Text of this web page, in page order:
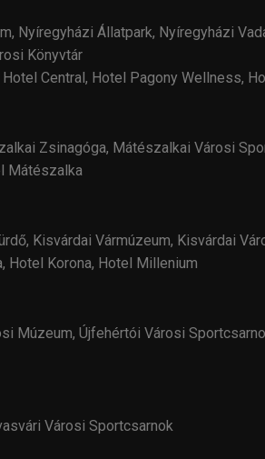
Nyíregyházi Állatpark, Nyíregyházi
Könyvtár
Central, Hotel Pagony Wellness,
Zsinagóga, Mátészalkai Városi
Mátészalka
Kisvárdai Vármúzeum, Kisvárdai
Hotel Korona, Hotel Millenium
Múzeum, Újfehértói Városi
Városi Sportcsarnok